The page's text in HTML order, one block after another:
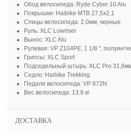
Обод велосипеда: Ryde Cyber ​​10 Alu
Покрышки: Haibike MTB 27,5x2,1
Спицы велосипеда: 2.0мм, черные
Руль: XLC Lowriser
Вынос: XLC Alu
Рулевая: VP Z104PE, 1 1/8 ",
Грипсы: XLC Sport
Подседельный штырь: XLC Pro
Седло: Haibike Trekking
Педали велосипеда: VP 872N
Вес велосипеда: 13.9 кг
ДОСТАВКА